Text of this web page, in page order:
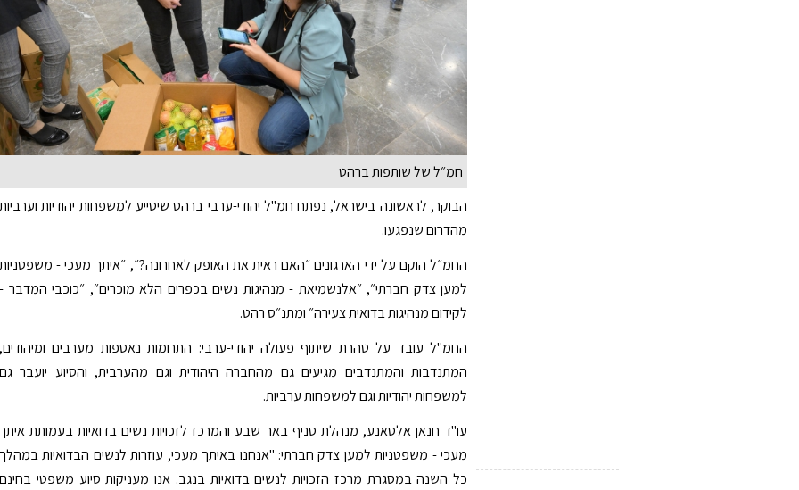
חמ״ל של שותפות ברהט
הבוקר, לראשונה בישראל, נפתח חמ"ל יהודי-ערבי ברהט שיסייע למשפחות יהודיות וערביות
מהדרום שנפגעו.
החמ״ל הוקם על ידי הארגונים ״האם ראית את האופק לאחרונה?״, ״איתך מעכי - משפטניות
למען צדק חברתי״, ״אלנשמיאת - מנהיגות נשים בכפרים הלא מוכרים״, ״כוכבי המדבר -
לקידום מנהיגות בדואית צעירה״ ומתנ״ס רהט.
החמ"ל עובד על טהרת שיתוף פעולה יהודי-ערבי: התרומות נאספות מערבים ומיהודים,
המתנדבות והמתנדבים מגיעים גם מהחברה היהודית וגם מהערבית, והסיוע יועבר גם
למשפחות יהודיות וגם למשפחות ערביות.
עו"ד חנאן אלסאנע, מנהלת סניף באר שבע והמרכז לזכויות נשים בדואיות בעמותת איתך
מעכי - משפטניות למען צדק חברתי: "אנחנו באיתך מעכי, עוזרות לנשים הבדואיות במהלך
כל השנה במסגרת מרכז הזכויות לנשים בדואיות בנגב. אנו מעניקות סיוע משפטי בחינם